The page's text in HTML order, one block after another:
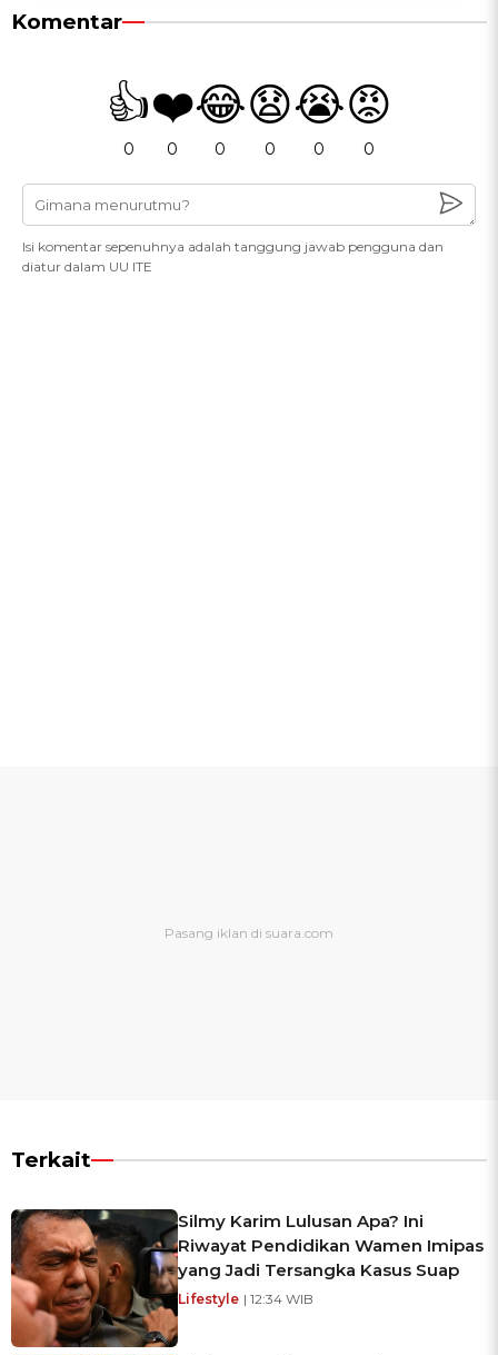
Komentar
👍
0
❤️
0
😂
0
😧
0
😭
0
😡
0
Isi komentar sepenuhnya adalah tanggung jawab pengguna dan
diatur dalam UU ITE
Terkait
Silmy Karim Lulusan Apa? Ini
Riwayat Pendidikan Wamen Imipas
yang Jadi Tersangka Kasus Suap
Lifestyle | 12:34 WIB